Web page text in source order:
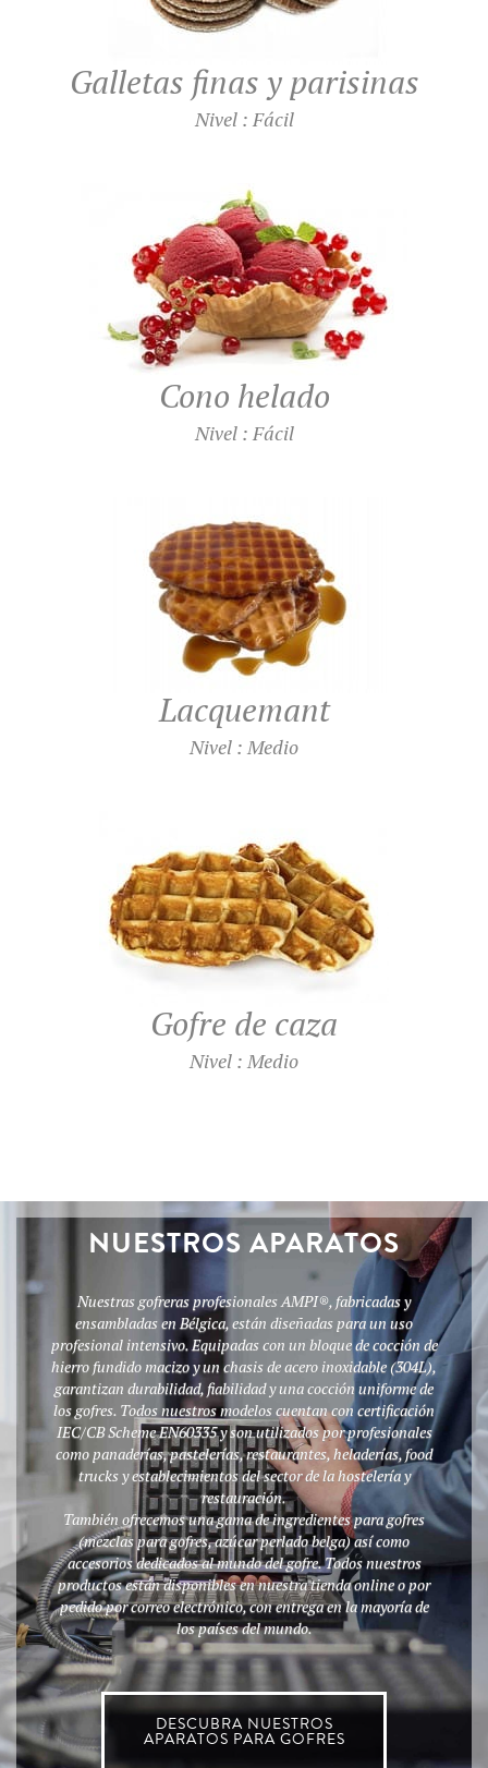
Galletas finas y parisinas
Nivel : Fácil
Cono helado
Nivel : Fácil
Lacquemant
Nivel : Medio
Gofre de caza
Nivel : Medio
NUESTROS APARATOS
Nuestras gofreras profesionales AMPI®, fabricadas y
ensambladas en Bélgica, están diseñadas para un uso
profesional intensivo. Equipadas con un bloque de cocción de
hierro fundido macizo y un chasis de acero inoxidable (304L),
garantizan durabilidad, fiabilidad y una cocción uniforme de
los gofres. Todos nuestros modelos cuentan con certificación
IEC/CB Scheme EN60335 y son utilizados por profesionales
como panaderías, pastelerías, restaurantes, heladerías, food
trucks y establecimientos del sector de la hostelería y
restauración.
También ofrecemos una gama de ingredientes para gofres
(mezclas para gofres, azúcar perlado belga) así como
accesorios dedicados al mundo del gofre. Todos nuestros
productos están disponibles en nuestra tienda online o por
pedido por correo electrónico, con entrega en la mayoría de
los países del mundo.
DESCUBRA NUESTROS
APARATOS PARA GOFRES